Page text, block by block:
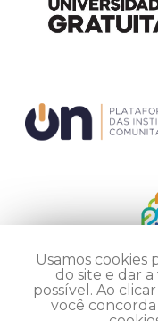
Usamos cookies
do site e dar
possível. Ao
você